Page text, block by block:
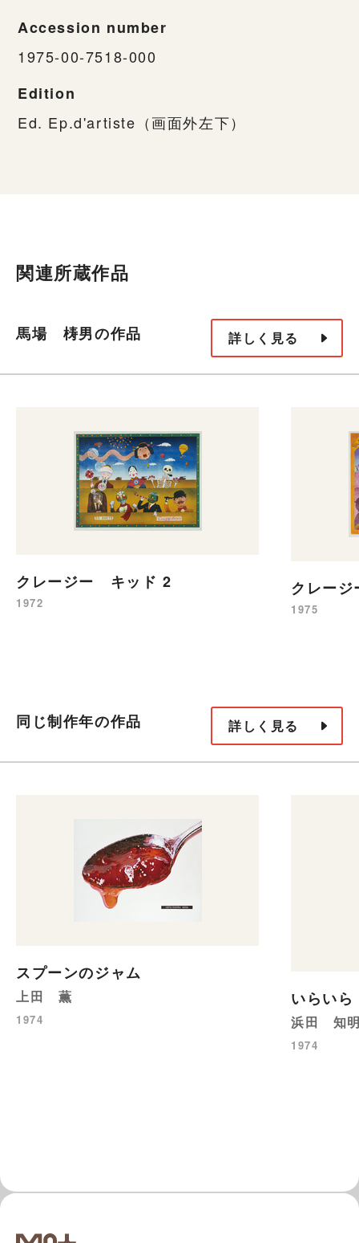
Accession number
1975-00-7518-000
Edition
Ed. Ep.d'artiste（画面外左下）
関連所蔵作品
馬場 梼男の作品 詳しく見る
クレージー キッド 2
1972
クレー
1975
同じ制作年の作品 詳しく見る
スプーンのジャム
上田 薫
1974
いらい
浜田 知
1974